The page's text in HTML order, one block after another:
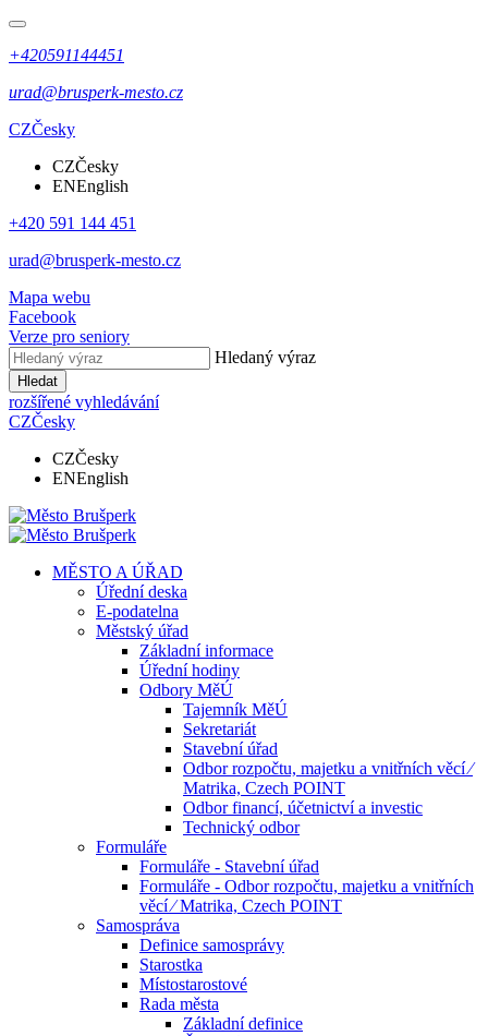
+420591144451
urad@brusperk-mesto.cz
CZČesky
CZČesky
ENEnglish
+420 591 144 451
urad@brusperk-mesto.cz
Mapa webu
Facebook
Verze pro seniory
Hledaný výraz
Hledat
rozšířené vyhledávání
CZČesky
CZČesky
ENEnglish
MĚSTO A ÚŘAD
Úřední deska
E-podatelna
Městský úřad
Základní informace
Úřední hodiny
Odbory MěÚ
Tajemník MěÚ
Sekretariát
Stavební úřad
Odbor rozpočtu, majetku a vnitřních věcí ⁄
Matrika, Czech POINT
Odbor financí, účetnictví a investic
Technický odbor
Formuláře
Formuláře - Stavební úřad
Formuláře - Odbor rozpočtu, majetku a vnitřních
věcí ⁄ Matrika, Czech POINT
Samospráva
Definice samosprávy
Starostka
Místostarostové
Rada města
Základní definice